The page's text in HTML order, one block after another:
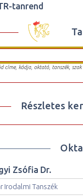
tanrend
címe, kódja, oktató, tanszék,
Részletes
Zsófia Dr.
Irodalmi Tanszék